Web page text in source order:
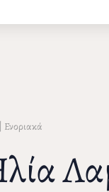
| Ενοριακά